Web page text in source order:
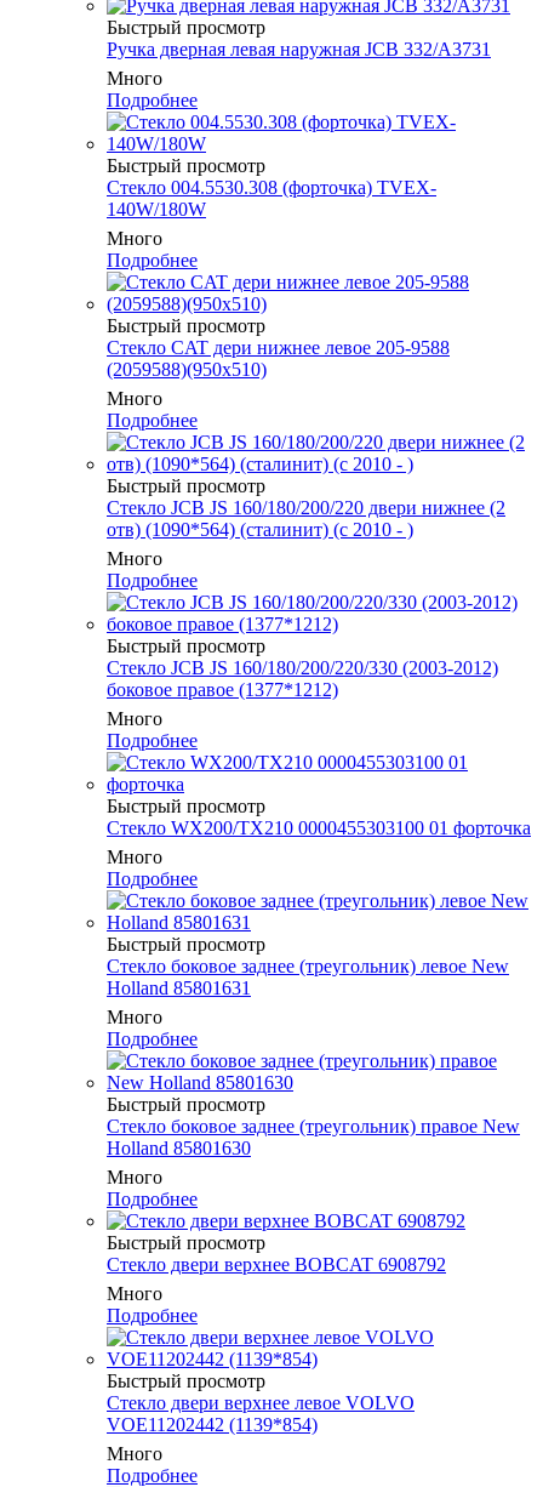
Быстрый просмотр
Ручка дверная левая наружная JCB 332/A3731
Много
Подробнее
Быстрый просмотр
Стекло 004.5530.308 (форточка) TVEX-
140W/180W
Много
Подробнее
Быстрый просмотр
Стекло CAT дери нижнее левое 205-9588
(2059588)(950х510)
Много
Подробнее
Быстрый просмотр
Стекло JCB JS 160/180/200/220 двери нижнее (2
отв) (1090*564) (сталинит) (с 2010 - )
Много
Подробнее
Быстрый просмотр
Стекло JCB JS 160/180/200/220/330 (2003-2012)
боковое правое (1377*1212)
Много
Подробнее
Быстрый просмотр
Стекло WX200/TX210 0000455303100 01 форточка
Много
Подробнее
Быстрый просмотр
Стекло боковое заднее (треугольник) левое New
Holland 85801631
Много
Подробнее
Быстрый просмотр
Стекло боковое заднее (треугольник) правое New
Holland 85801630
Много
Подробнее
Быстрый просмотр
Стекло двери верхнее BOBCAT 6908792
Много
Подробнее
Быстрый просмотр
Стекло двери верхнее левое VOLVO
VOE11202442 (1139*854)
Много
Подробнее